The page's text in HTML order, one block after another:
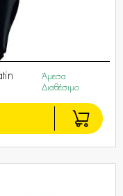
Άμεσα
Διαθέσιμο